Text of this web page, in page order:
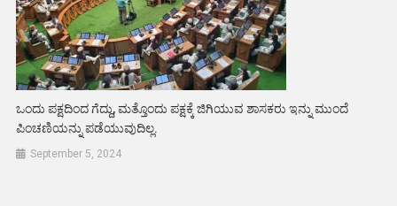
ಒಂದು ಪಕ್ಷದಿಂದ ಗೆದ್ದು, ಮತ್ತೊಂದು ಪಕ್ಷಕ್ಕೆ ಜಿಗಿಯುವ ಶಾಸಕರು ಇನ್ನು ಮುಂದೆ
ಪಿಂಚಣಿಯನ್ನು ಪಡೆಯುವುದಿಲ್ಲ.
September 5, 2024